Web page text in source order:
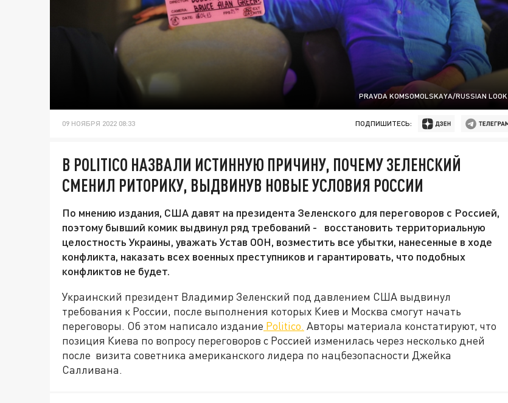
PRAVDA KOMSOMOLSKAYA/RUSSIAN LOOK
09 НОЯБРЯ 2022 08:33 ПОДПИШИТЕСЬ:
В POLITICO НАЗВАЛИ ИСТИННУЮ ПРИЧИНУ, ПОЧЕМУ ЗЕЛЕНСКИЙ
СМЕНИЛ РИТОРИКУ, ВЫДВИНУВ НОВЫЕ УСЛОВИЯ РОССИИ
По мнению издания, США давят на президента Зеленского для переговоров с Россией,
поэтому бывший комик выдвинул ряд требований - восстановить территориальную
целостность Украины, уважать Устав ООН, возместить все убытки, нанесенные в ходе
конфликта, наказать всех военных преступников и гарантировать, что подобных
конфликтов не будет.
Украинский президент Владимир Зеленский под давлением США выдвинул
требования к России, после выполнения которых Киев и Москва смогут начать
переговоры. Об этом написало издание Politico. Авторы материала констатируют, что
позиция Киева по вопросу переговоров с Россией изменилась через несколько дней
после визита советника американского лидера по нацбезопасности Джейка
Салливана.